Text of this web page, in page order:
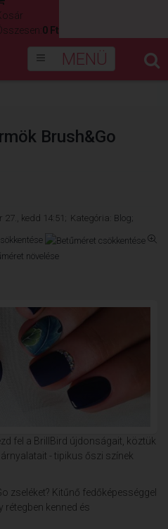
0 Ft
MENÜ
Brush&Go
27., kedd 14:51; Kategória: Blog;
fel a BrillBird újdonságait, köztük
- tipikus őszi színek
zseléket? Kitűnő fedőképességgel
rétegben kenned és